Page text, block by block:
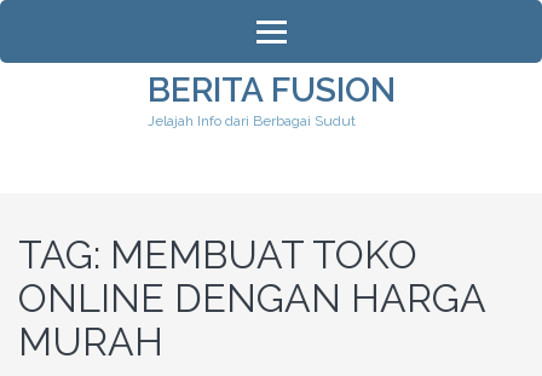
Lompat
konten
BERITA FUSION
Jelajah Info dari Berbagai Sudut
TAG: MEMBUAT TOKO
ONLINE DENGAN HARGA
MURAH